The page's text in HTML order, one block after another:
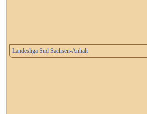
Landesliga Süd Sachsen-Anhalt